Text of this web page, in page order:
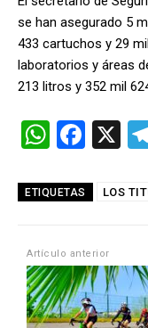
se han asegurado 5
433 cartuchos y 29
laboratorios y áreas
213 litros y 352 mil
W
at
A
p
p
F
ce
o
o
k
X
ETIQUETAS LOS
Artículo anterior